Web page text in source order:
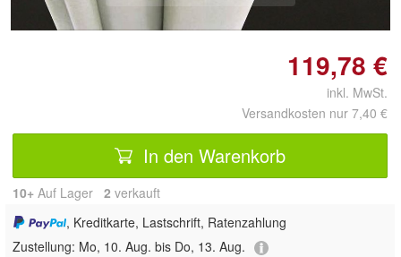
119,78 €
inkl. MwSt.
Versandkosten nur 7,40 €
In den Warenkorb
10+ Auf Lager 2 verkauft
, Kreditkarte, Lastschrift, Ratenzahlung
Zustellung: Mo, 10. Aug. bis Do, 13. Aug.